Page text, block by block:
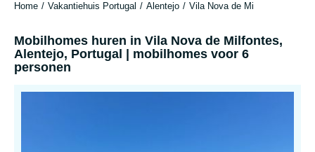
Home Vakantiehuis Portugal Alentejo Vila Nova de Milfontes
Mobilhomes huren in Vila Nova de Milfontes,
Alentejo, Portugal | mobilhomes voor 6
personen